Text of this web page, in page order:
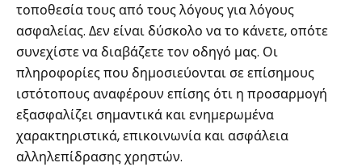
τοποθεσία τους από τους λόγους για λόγους
ασφαλείας. Δεν είναι δύσκολο να το κάνετε, οπότε
συνεχίστε να διαβάζετε τον οδηγό μας. Οι
πληροφορίες που δημοσιεύονται σε επίσημους
ιστότοπους αναφέρουν επίσης ότι η προσαρμογή
εξασφαλίζει σημαντικά και ενημερωμένα
χαρακτηριστικά, επικοινωνία και ασφάλεια
αλληλεπίδρασης χρηστών.